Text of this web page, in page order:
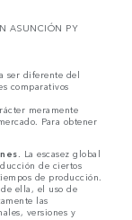
ASUNCIÓN PY
ser diferente del
comparativos
meramente
Para obtener
La escasez global
de ciertos
de producción.
ella, el uso de
las
versiones y